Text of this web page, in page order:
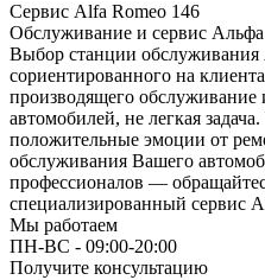
Сервис Alfa Romeo 146
Обслуживание и сервис
Выбор станции обслуживания
сориентированного на
производящего
автомобилей, не легкая
положительные эмоции от
обслуживания Вашего
профессионалов —
специализированный сервис
Мы работаем
ПН-ВC - 09:00-20:00
Получите консультацию